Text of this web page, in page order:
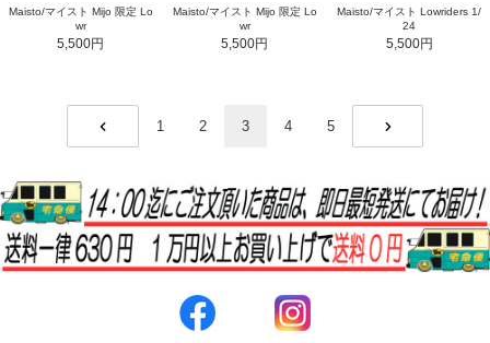
Maisto/マイスト Mijo 限定 Lo
wr
5,500円
Maisto/マイスト Mijo 限定 Lo
wr
5,500円
Maisto/マイスト Lowriders 1/
24
5,500円
1 2 3 4
5